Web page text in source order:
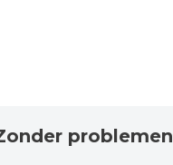
problemen